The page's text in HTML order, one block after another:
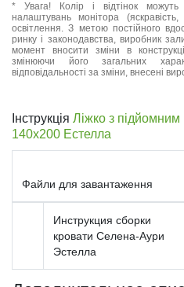
* Увага! Колір і відтінок можуть
налаштувань монітора
освітлення. З метою постійного
ринку і законодавства, виробник
момент вносити зміни в
змінюючи його загальних
відповідальності за зміни, внесені
Інструкція Ліжко з
140x200 Естелла
Файли для завантаження
Инструкция сборки
кровати Селена-Аури
Эстелла